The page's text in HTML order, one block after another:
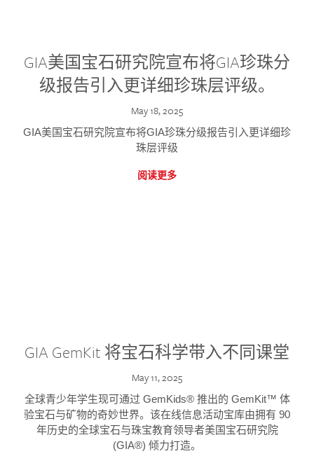
GIA美国宝石研究院宣布将GIA珍珠分
级报告引入更详细珍珠层评级。
May 18, 2025
GIA美国宝石研究院宣布将GIA珍珠分级报告引入更详细珍
珠层评级
阅读更多
GIA GemKit 将宝石科学带入不同课堂
May 11, 2025
全球青少年学生现可通过 GemKids® 推出的 GemKit™ 体
验宝石与矿物的奇妙世界。该在线信息活动宝库由拥有 90
年历史的全球宝石与珠宝教育领导者美国宝石研究院
(GIA®) 倾力打造。